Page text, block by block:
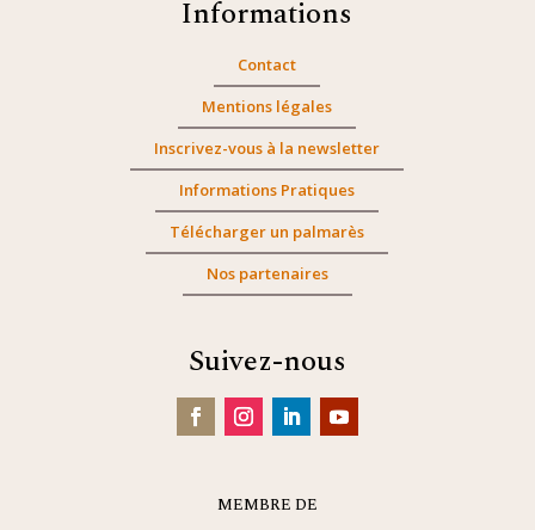
Informations
Contact
Mentions légales
Inscrivez-vous à la newsletter
Informations Pratiques
Télécharger un palmarès
Nos partenaires
Suivez-nous
MEMBRE DE